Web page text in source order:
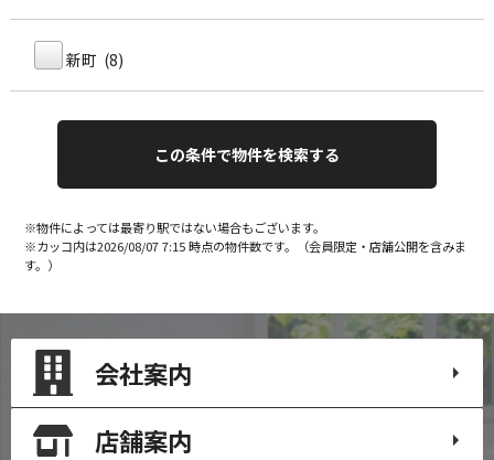
新町 (8)
※物件によっては最寄り駅ではない場合もございます。
※カッコ内は2026/08/07 7:15 時点の物件数です。（会員限定・店舗公開を含みま
す。）
会社案内
店舗案内